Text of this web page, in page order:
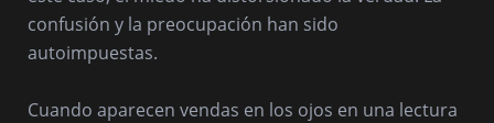
confusión y la preocupación han sido
autoimpuestas.
Cuando aparecen vendas en los ojos en una lectura